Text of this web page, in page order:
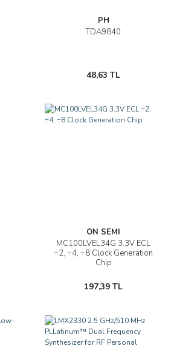
PH
TDA9840
48,63 TL
ON SEMI
MC100LVEL34G 3.3V ECL
÷2, ÷4, ÷8 Clock Generation
Chip
197,39 TL